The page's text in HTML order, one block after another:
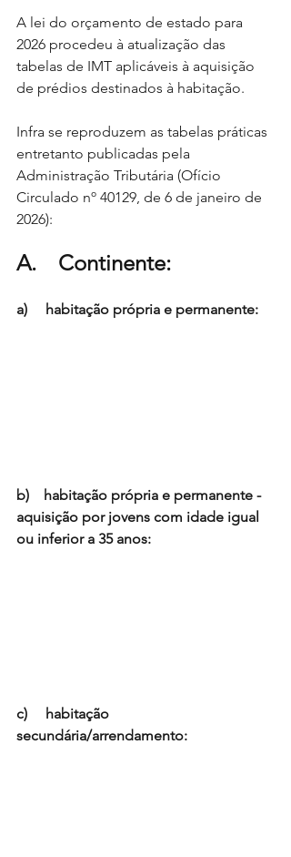
A lei do orçamento de estado para
2026 procedeu à atualização das
tabelas de IMT aplicáveis à aquisição
de prédios destinados à habitação.
Infra se reproduzem as tabelas práticas
entretanto publicadas pela
Administração Tributária (Ofício
Circulado nº 40129, de 6 de janeiro de
2026):
A.    Continente:
a)     habitação própria e permanente:
b)    habitação própria e permanente -
aquisição por jovens com idade igual
ou inferior a 35 anos:
c) habitação
secundária/arrendamento: